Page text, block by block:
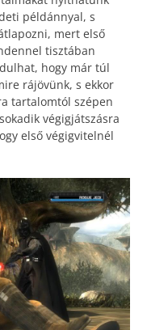
példánnyal, s
mert első
tisztában
hogy már túl
rájövünk, s ekkor
tartalomtól szépen
végigjátszásra
első végigvitelnél